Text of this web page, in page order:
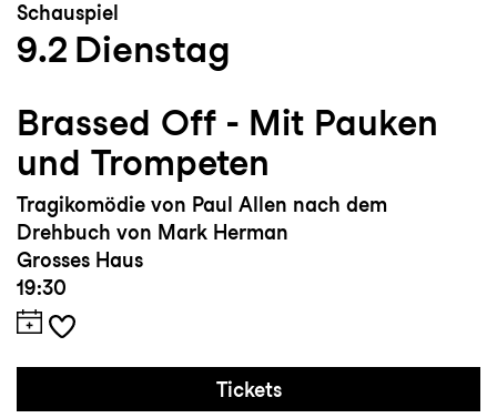
Schauspiel
9.2 Dienstag
Brassed Off - Mit Pauken
und Trompeten
Tragikomödie von Paul Allen nach dem
Drehbuch von Mark Herman
Grosses Haus
19:30
Tickets